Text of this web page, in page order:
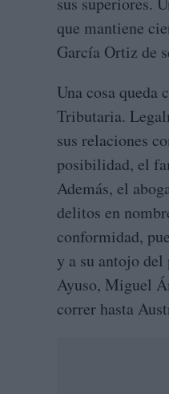
que mantiene
García Ortiz de
Una cosa queda
Tributaria.
sus relaciones
posibilidad, el
Además, el
delitos en
conformidad,
y a su antojo
Ayuso, Miguel
correr hasta